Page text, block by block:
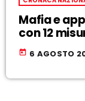
Mafia e
con 12
today 6 AGOSTO